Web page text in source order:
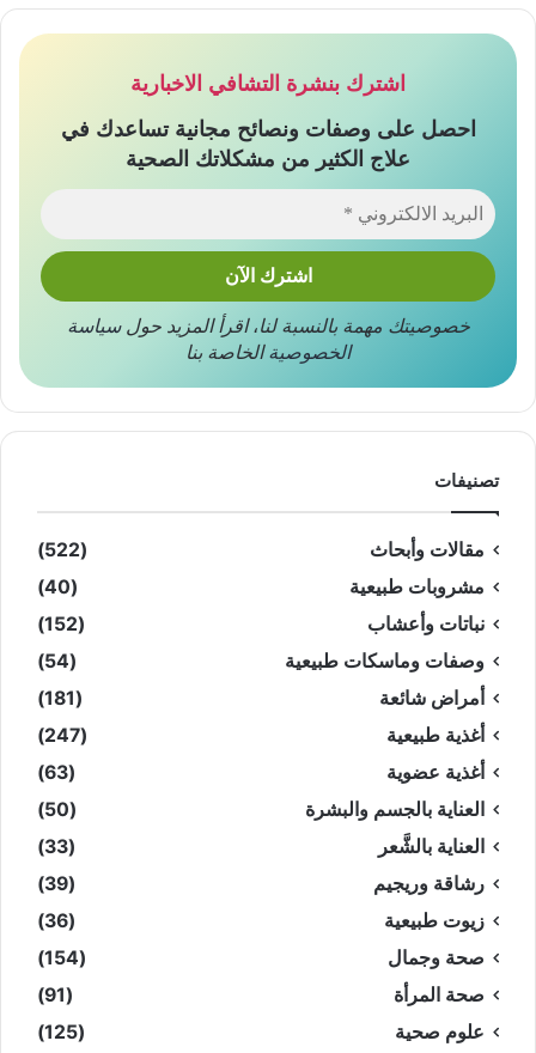
اشترك بنشرة التشافي الاخبارية
احصل على وصفات ونصائح مجانية تساعدك في
علاج الكثير من مشكلاتك الصحية
خصوصيتك مهمة بالنسبة لنا،اقرأ المزيد حولسياسة
الخصوصيةالخاصة بنا
تصنيفات
مقالات وأبحاث
(522)
مشروبات طبيعية
(40)
نباتات وأعشاب
(152)
وصفات وماسكات طبيعية
(54)
أمراض شائعة
(181)
أغذية طبيعية
(247)
أغذية عضوية
(63)
العناية بالجسم والبشرة
(50)
العناية بالشَّعر
(33)
رشاقة وريجيم
(39)
زيوت طبيعية
(36)
صحة وجمال
(154)
صحة المرأة
(91)
علوم صحية
(125)